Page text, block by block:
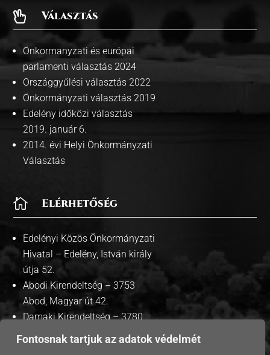
Fontosnak tartjuk az adatok védelmét
 Választás
Önkormanyzati és európai
parlamenti választás 2024
Országgyűlési választás 2022
Önkormányzati választás 2019
Edelény időközi választás
2019. január 6.
2014. évi Helyi Önkormányzati
Választás
 Elérhetőség
Edelényi Közös Önkormányzati
Hivatal – Edelény, István király
útja 52.
Abodi Kirendeltség – 3753
Abod, Magyar út 42.
Damaki Kirendeltség – 3780
Damak, Szabadság út 35.